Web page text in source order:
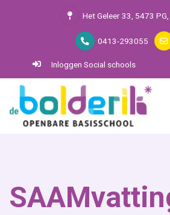
Het Geleer 33, 5473
0413-293055
Inloggen Social schools
Home
De Bolderik
Kinderopvang